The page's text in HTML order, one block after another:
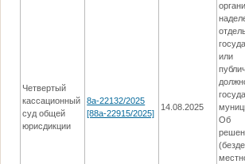
Четвертый
кассационный
суд общей
юрисдикции
8а-22132/2025
[88а-22915/2025]
14.08.2025
Об